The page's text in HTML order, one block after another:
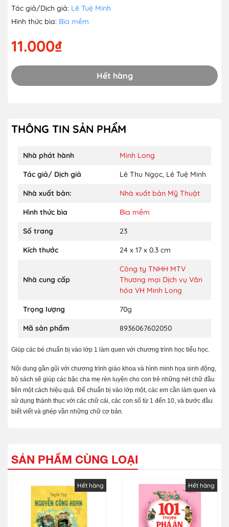
Tác giả/Dịch giả: Lê Tuệ Minh
Hình thức bìa: Bìa mềm
11.000₫
Hết hàng
THÔNG TIN SẢN PHẨM
Nhà phát hành Minh Long
Tác giả/ Dịch giả Lê Thu Ngọc Lê Tuệ Minh
Nhà xuất bản: Nhà xuất bản Mỹ Thuật
Hình thức bìa Bìa mềm
Số trang 23
Kích thước 24 x 17 x 0.3 cm
Nhà cung cấp
Công ty TNHH MTV
Thương mại Dịch vụ Văn
hóa VH Minh Long
Trọng lượng 70g
Mã sản phẩm 8936067602050
Giúp các bé chuẩn bị vào lớp 1 làm quen với chương trình học tiểu học.
Nội dung gần gũi với chương trình giáo khoa và hình minh họa sinh động,
bộ sách sẽ giúp các bậc cha mẹ rèn luyện cho con trẻ những nét chữ đầu
tiên một cách hiệu quả. Để chuẩn bị vào lớp một, các em cần làm quen và
sử dụng thành thục với các chữ cái, các con số từ 1 đến 10, và bước đầu
biết viết và ghép vần những chữ cơ bản.
SẢN PHẨM CÙNG LOẠI
Hết hàng Hết hàng